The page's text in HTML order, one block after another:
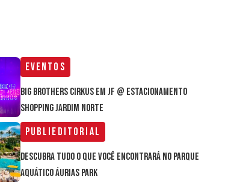
Eventos
Big Brothers Cirkus em JF @ estacionamento
Shopping Jardim Norte
Publieditorial
Descubra tudo o que você encontrará no parque
aquático Áurias Park